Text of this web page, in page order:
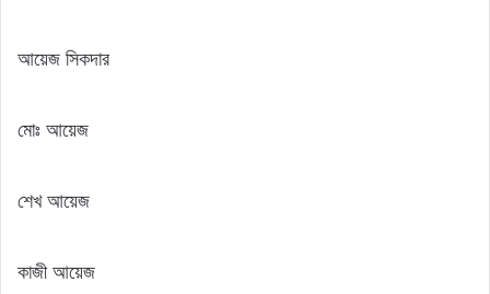
আয়েজ সিকদার
মোঃ আয়েজ
শেখ আয়েজ
কাজী আয়েজ